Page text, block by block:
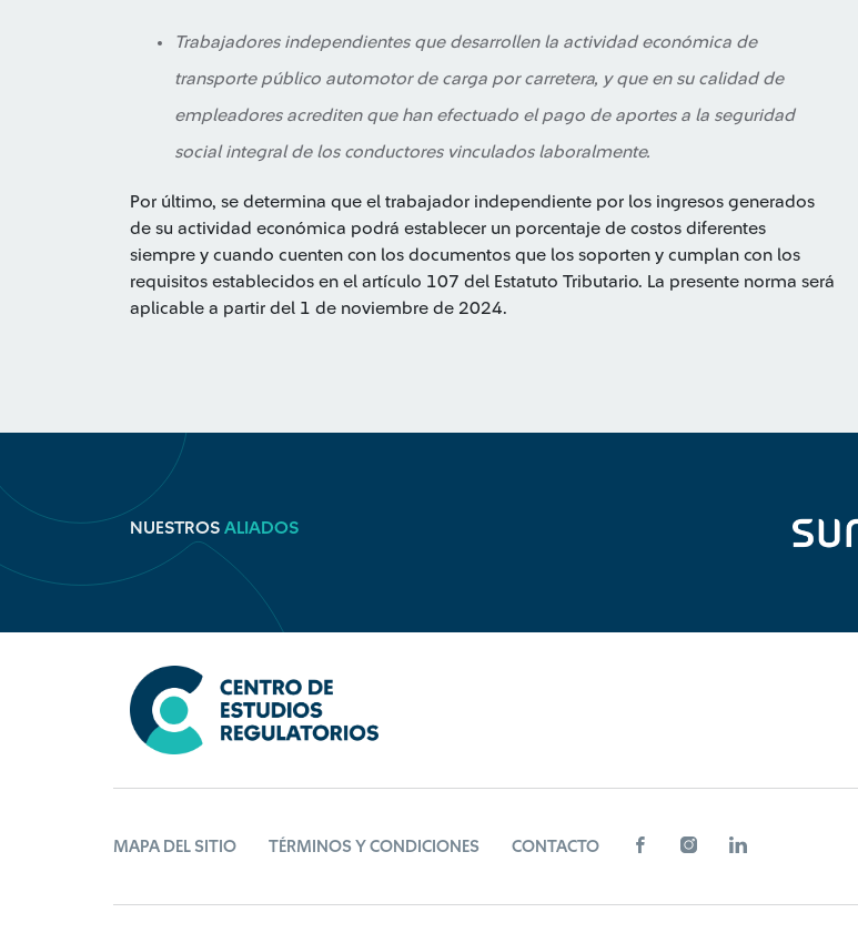
Trabajadores independientes que desarrollen la actividad económica de
transporte público automotor de carga por carretera, y que en su calidad de
empleadores acrediten que han efectuado el pago de aportes a la seguridad
social integral de los conductores vinculados laboralmente.
Por último, se determina que el trabajador independiente por los ingresos generados
de su actividad económica podrá establecer un porcentaje de costos diferentes
siempre y cuando cuenten con los documentos que los soporten y cumplan con los
requisitos establecidos en el artículo 107 del Estatuto Tributario. La presente norma será
aplicable a partir del 1 de noviembre de 2024.
NUESTROS ALIADOS
MAPA DEL SITIO TÉRMINOS Y CONDICIONES CONTACTO